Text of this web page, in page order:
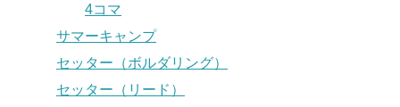
4コマ
サマーキャンプ
セッター（ボルダリング）
セッター（リード）